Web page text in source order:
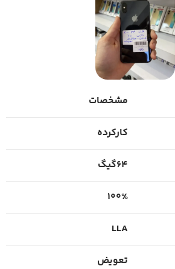
مشخصات
کارکرده
64گیگ
100%
LLA
تعویض